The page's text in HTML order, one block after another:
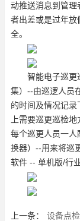
动推送消息到管理
者出差或是过年放
全。
智能电子巡更
集）--由巡逻人员
的时间及情况记
上需要巡更巡检
每个巡更人员一人
换器）--用来将巡
软件 -- 单机版/行
上一条：
设备点